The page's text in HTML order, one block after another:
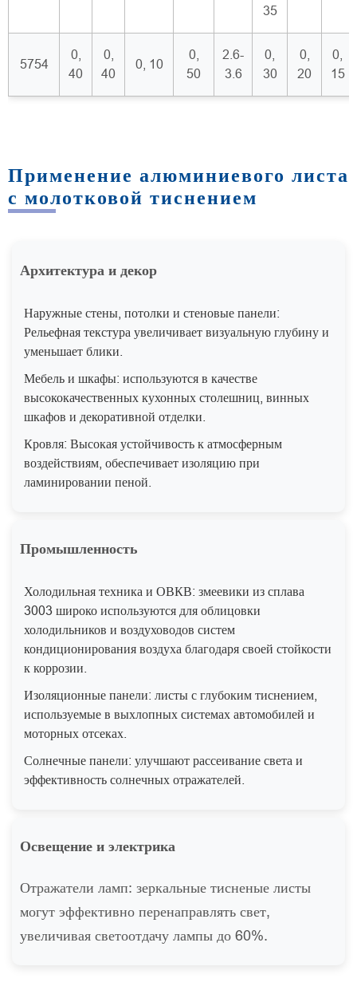
35
5754
0,
40
0,
40
0, 10
0,
50
2.6-
3.6
0,
30
0,
20
0,
15
Применение алюминиевого листа
с молотковой тиснением
Архитектура и декор
Наружные стены, потолки и стеновые панели:
Рельефная текстура увеличивает визуальную глубину и
уменьшает блики.
Мебель и шкафы: используются в качестве
высококачественных кухонных столешниц, винных
шкафов и декоративной отделки.
Кровля: Высокая устойчивость к атмосферным
воздействиям, обеспечивает изоляцию при
ламинировании пеной.
Промышленность
Холодильная техника и ОВКВ: змеевики из сплава
3003 широко используются для облицовки
холодильников и воздуховодов систем
кондиционирования воздуха благодаря своей стойкости
к коррозии.
Изоляционные панели: листы с глубоким тиснением,
используемые в выхлопных системах автомобилей и
моторных отсеках.
Солнечные панели: улучшают рассеивание света и
эффективность солнечных отражателей.
Освещение и электрика
Отражатели ламп: зеркальные тисненые листы
могут эффективно перенаправлять свет,
увеличивая светоотдачу лампы до 60%.